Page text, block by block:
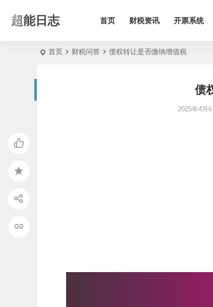
超能日志 首页 财税资讯 开票系统
首页 财税问答 债权转让是否缴纳增值税
债
2025年4月